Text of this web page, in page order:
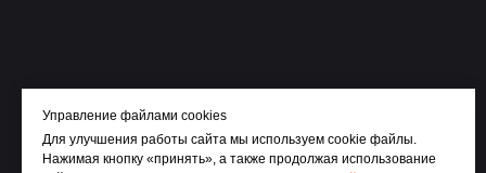
Управление файлами cookies
Для улучшения работы сайта мы используем cookie файлы.
Нажимая кнопку «принять», а также продолжая использование